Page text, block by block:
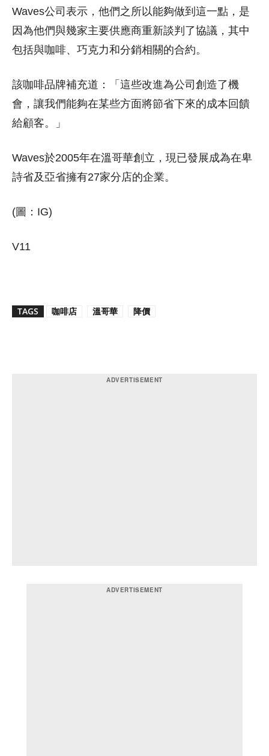
Waves公司表示，他們之所以能夠做到這一點，是
因為他們與幾家主要供應商重新談判了協議，其中
包括與咖啡、巧克力和分銷相關的合約。
該咖啡品牌補充道：「這些改進為公司創造了機
會，讓我們能夠在某些方面將節省下來的成本回饋
給顧客。」
Waves於2005年在溫哥華創立，現已發展成為在卑
詩省及亞省擁有27家分店的企業。
(圖：IG)
V11
TAGS 咖啡店 溫哥華 降價